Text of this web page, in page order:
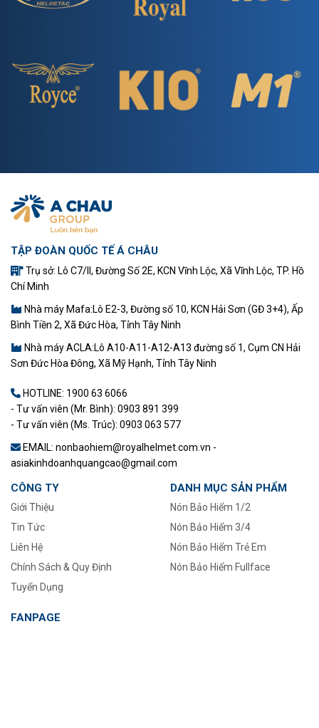
TẬP ĐOÀN QUỐC TẾ Á CHÂU
Trụ sở: Lô C7/II, Đường Số 2E, KCN Vĩnh Lộc, Xã Vĩnh Lộc, TP. Hồ
Chí Minh
Nhà máy Mafa:Lô E2-3, Đường số 10, KCN Hải Sơn (GĐ 3+4), Ấp
Bình Tiền 2, Xã Đức Hòa, Tỉnh Tây Ninh
Nhà máy ACLA:Lô A10-A11-A12-A13 đường số 1, Cụm CN Hải
Sơn Đức Hòa Đông, Xã Mỹ Hạnh, Tỉnh Tây Ninh
HOTLINE: 1900 63 6066
- Tư vấn viên (Mr. Bình): 0903 891 399
- Tư vấn viên (Ms. Trúc): 0903 063 577
EMAIL: nonbaohiem@royalhelmet.com.vn -
asiakinhdoanhquangcao@gmail.com
CÔNG TY
Giới Thiệu
Tin Tức
–
Liên Hệ
Chính Sách & Quy Định
Tuyển Dụng
DANH MỤC SẢN PHẨM
Nón Bảo Hiểm 1/2
Nón Bảo Hiểm 3/4
Nón Bảo Hiểm Trẻ Em
Nón Bảo Hiểm Fullface
FANPAGE